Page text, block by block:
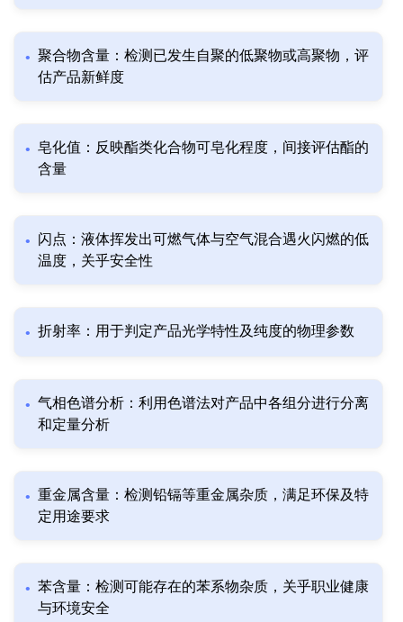
聚合物含量：检测已发生自聚的低聚物或高聚物，评
估产品新鲜度
皂化值：反映酯类化合物可皂化程度，间接评估酯的
含量
闪点：液体挥发出可燃气体与空气混合遇火闪燃的低
温度，关乎安全性
折射率：用于判定产品光学特性及纯度的物理参数
气相色谱分析：利用色谱法对产品中各组分进行分离
和定量分析
重金属含量：检测铅镉等重金属杂质，满足环保及特
定用途要求
苯含量：检测可能存在的苯系物杂质，关乎职业健康
与环境安全